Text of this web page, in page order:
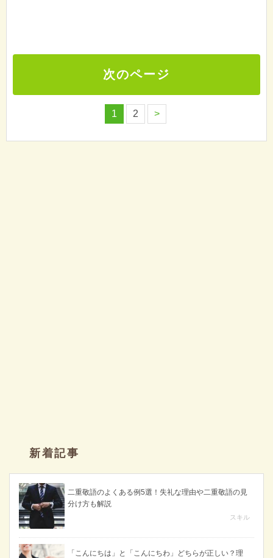
次のページ
1 2 >
新着記事
二重敬語のよくある例5選！失礼な理由や二重敬語の見
分け方も解説
スキル
「こんにちは」と「こんにちわ」どちらが正しい？理